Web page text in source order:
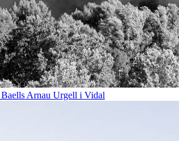
Arnau Urgell i Vidal